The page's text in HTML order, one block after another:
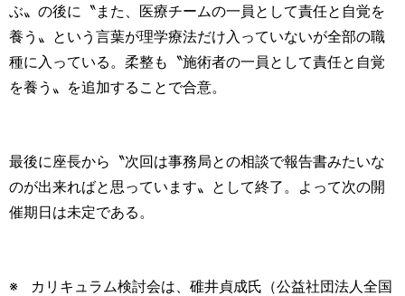
ぶ〟の後に〝また、医療チームの一員として責任と自覚を
養う〟という言葉が理学療法だけ入っていないが全部の職
種に入っている。柔整も〝施術者の一員として責任と自覚
を養う〟を追加することで合意。
最後に座長から〝次回は事務局との相談で報告書みたいな
のが出来ればと思っています〟として終了。よって次の開
催期日は未定である。
カリキュラム検討会は、碓井貞成氏（公益社団法人全国